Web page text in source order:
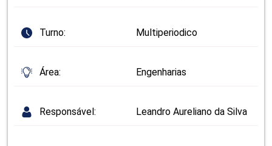
Turno: Multiperiodico
Área: Engenharias
Responsável: Leandro Aureliano da Silva